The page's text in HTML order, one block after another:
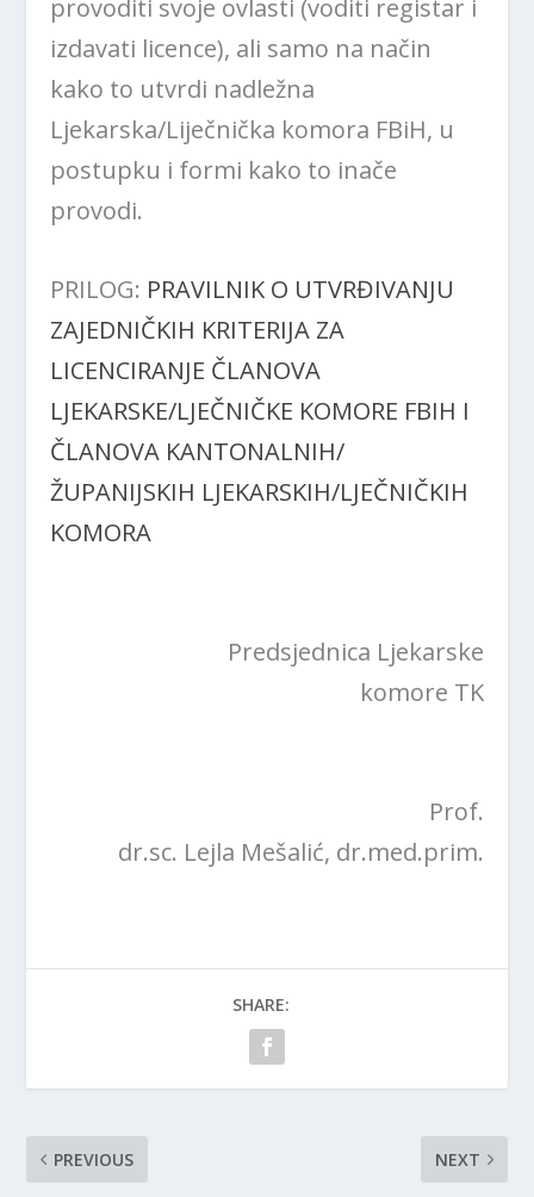
provoditi svoje ovlasti (voditi registar i
izdavati licence), ali samo na način
kako to utvrdi nadležna
Ljekarska/Liječnička komora FBiH, u
postupku i formi kako to inače
provodi.
PRILOG: PRAVILNIK O UTVRĐIVANJU
ZAJEDNIČKIH KRITERIJA ZA
LICENCIRANJE ČLANOVA
LJEKARSKE/LJEČNIČKE KOMORE FBIH I
ČLANOVA KANTONALNIH/
ŽUPANIJSKIH LJEKARSKIH/LJEČNIČKIH
KOMORA
Predsjednica Ljekarske
komore TK
Prof.
dr.sc. Lejla Mešalić, dr.med.prim.
SHARE:
PREVIOUS NEXT